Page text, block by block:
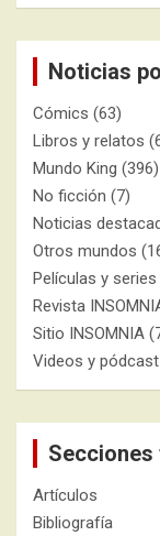
Noticias
Cómics (63)
Libros y relatos
Mundo King (396)
No ficción (7)
Noticias
Otros mundos
Películas y series
Revista
Sitio INSOMNIA
Videos y pódcast
Secciones
Artículos
Bibliografía